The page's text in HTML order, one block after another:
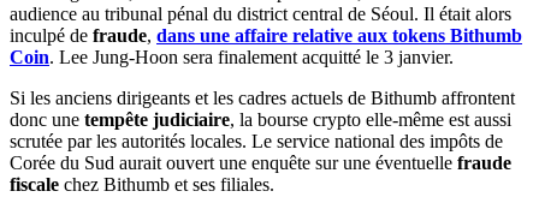
audience au tribunal pénal du district central de Séoul. Il était alors
inculpé de fraude, dans une affaire relative aux tokens Bithumb
Coin. Lee Jung-Hoon sera finalement acquitté le 3 janvier.
Si les anciens dirigeants et les cadres actuels de Bithumb affrontent
donc une tempête judiciaire, la bourse crypto elle-même est aussi
scrutée par les autorités locales. Le service national des impôts de
Corée du Sud aurait ouvert une enquête sur une éventuelle fraude
fiscale chez Bithumb et ses filiales.